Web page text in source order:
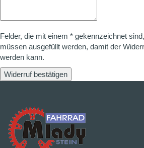
Felder, die mit einem * gekennzeichnet
müssen ausgefüllt werden, damit der
werden kann.
Widerruf bestätigen